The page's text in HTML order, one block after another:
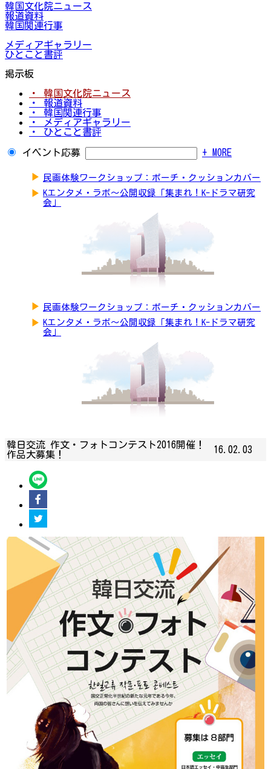
韓国文化院ニュース
報道資料
韓国関連行事
メディアギャラリー
ひとこと書評
掲示板
・ 韓国文化院ニュース
・ 報道資料
・ 韓国関連行事
・ メディアギャラリー
・ ひとこと書評
イベント応募 + MORE
▶ 民画体験ワークショップ：ポーチ・クッションカバー
▶ Kエンタメ・ラボ～公開収録「集まれ！K-ドラマ研究
会」
▶ 民画体験ワークショップ：ポーチ・クッションカバー
▶ Kエンタメ・ラボ～公開収録「集まれ！K-ドラマ研究
会」
韓日交流 作文・フォトコンテスト2016開催！
作品大募集！
16.02.03